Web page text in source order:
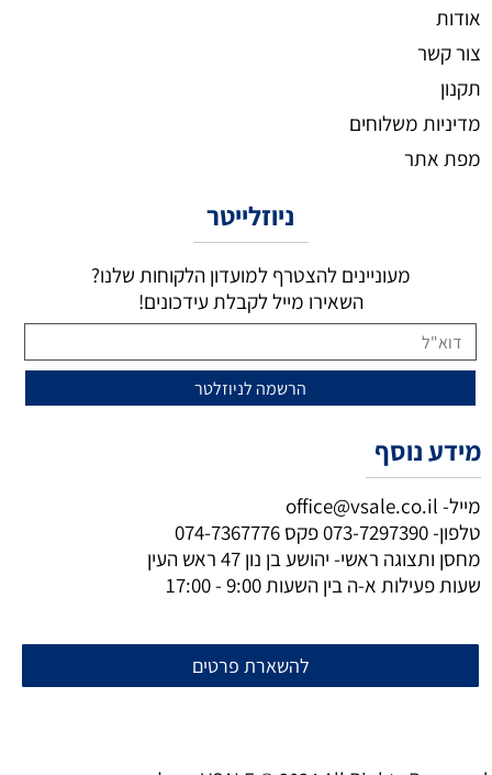
אודות
צור קשר
תקנון
מדיניות משלוחים
מפת אתר
ניוזלייטר
מעוניינים להצטרף למועדון הלקוחות שלנו?
השאירו מייל לקבלת עידכונים!
מידע נוסף
מייל- office@vsale.co.il
טלפון-073-7297390פקס 074-7367776
מחסן ותצוגה ראשי- יהושע בן נון 47 ראש העין
שעות פעילות א-ה בין השעות 9:00 - 17:00
להשארת פרטים